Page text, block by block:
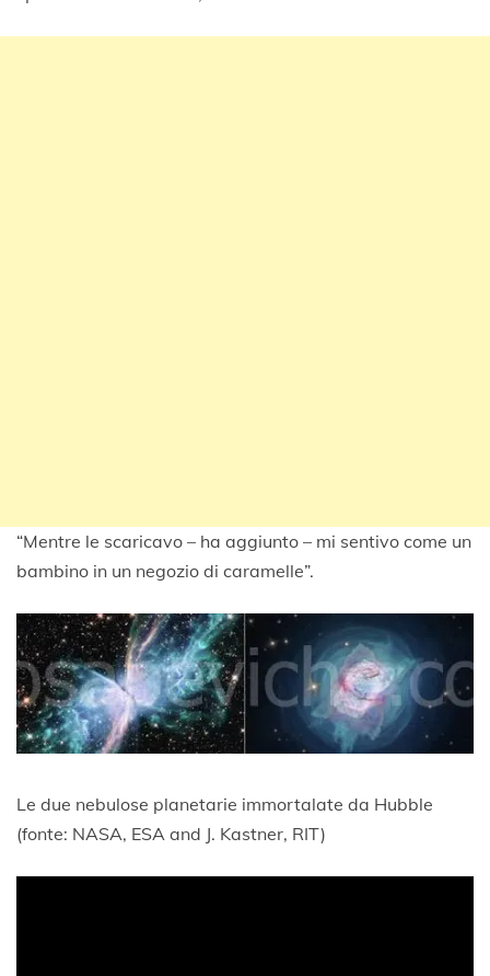
“Mentre le scaricavo – ha aggiunto – mi sentivo come un
bambino in un negozio di caramelle”.
Le due nebulose planetarie immortalate da Hubble
(fonte: NASA, ESA and J. Kastner, RIT)